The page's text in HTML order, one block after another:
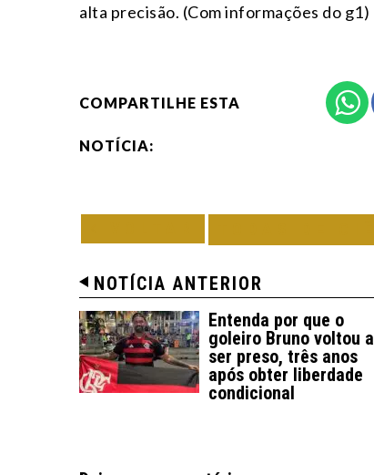
alta precisão. (Com informações do g1)
COMPARTILHE ESTA
NOTÍCIA:
NOTÍCIA ANTERIOR
Entenda por que o
goleiro Bruno voltou a
ser preso, três anos
após obter liberdade
condicional